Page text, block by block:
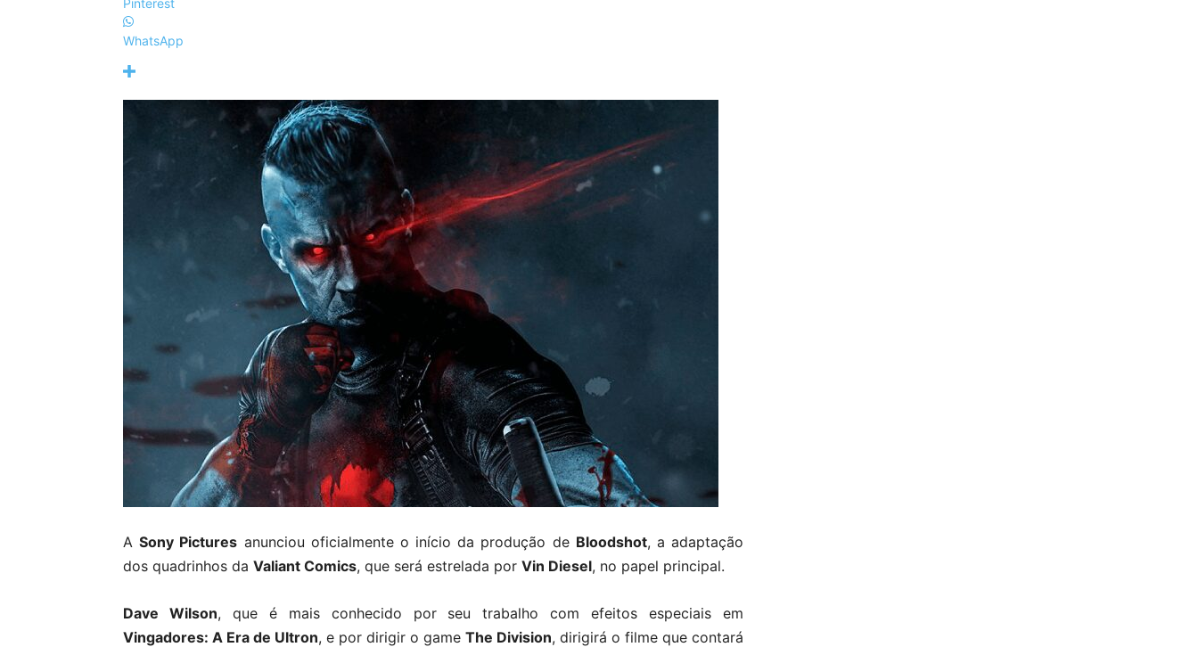
Pinterest
WhatsApp
ASony Pictures anunciou oficialmente o início da produção de Bloodshot, a adaptação
dos quadrinhos da Valiant Comics, que será estrelada por Vin Diesel, no papel principal.
Dave Wilson, que é mais conhecido por seu trabalho com efeitos especiais em
Vingadores: A Era de Ultron, e por dirigir o game The Division, dirigirá o filme que contará